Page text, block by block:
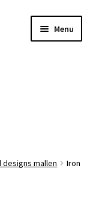
Menu
designs mallen
Iron